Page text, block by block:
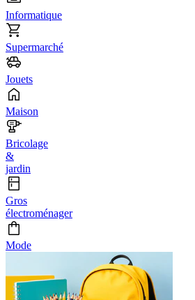
Informatique
Supermarché
Jouets
Maison
Bricolage
&
jardin
Gros
électroménager
Mode